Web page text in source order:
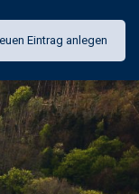
Eintrag anlegen